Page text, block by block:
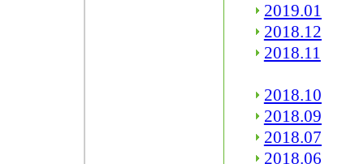
2019.01
2018.12
2018.11
2018.10
2018.09
2018.07
2018.06